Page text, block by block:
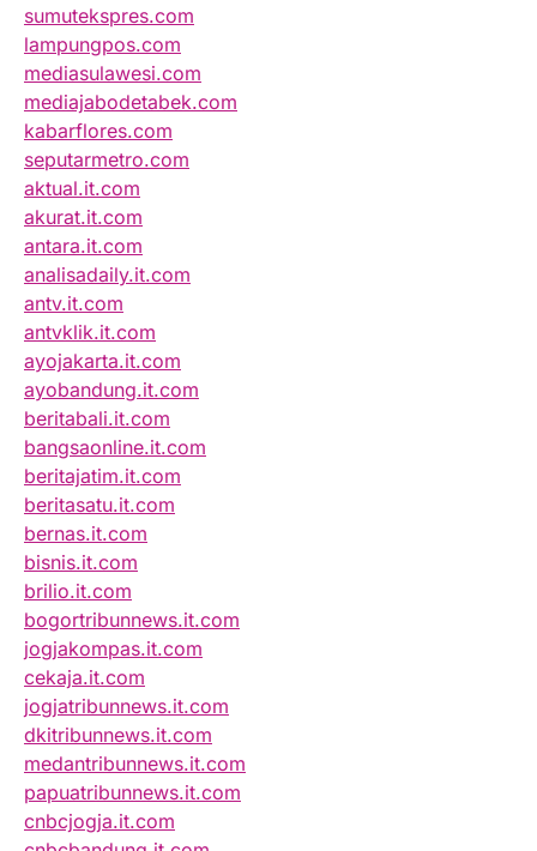
sumutekspres.com
lampungpos.com
mediasulawesi.com
mediajabodetabek.com
kabarflores.com
seputarmetro.com
aktual.it.com
akurat.it.com
antara.it.com
analisadaily.it.com
antv.it.com
antvklik.it.com
ayojakarta.it.com
ayobandung.it.com
beritabali.it.com
bangsaonline.it.com
beritajatim.it.com
beritasatu.it.com
bernas.it.com
bisnis.it.com
brilio.it.com
bogortribunnews.it.com
jogjakompas.it.com
cekaja.it.com
jogjatribunnews.it.com
dkitribunnews.it.com
medantribunnews.it.com
papuatribunnews.it.com
cnbcjogja.it.com